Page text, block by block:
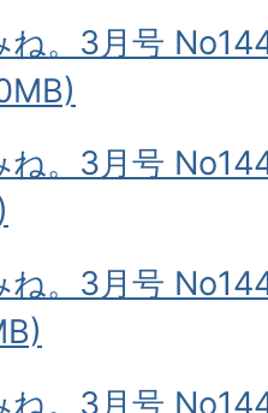
ね。3月号
ね。3月号
ね。3月号
ね。3月号